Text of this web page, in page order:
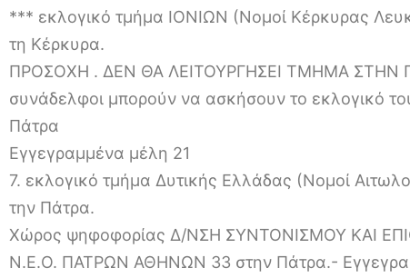
*** εκλογικό τμήμα ΙΟΝΙΩΝ (Νομοί Κέρκυρας
τη Κέρκυρα.
ΠΡΟΣΟΧΗ . ΔΕΝ ΘΑ ΛΕΙΤΟΥΡΓΗΣΕΙ ΤΜΗΜΑ ΣΤΗΝ
συνάδελφοι μπορούν να ασκήσουν το εκλογικό
Πάτρα
Εγγεγραμμένα μέλη 21
7. εκλογικό τμήμα Δυτικής Ελλάδας (Νομοί
την Πάτρα.
Χώρος ψηφοφορίας Δ/ΝΣΗ ΣΥΝΤΟΝΙΣΜΟΥ ΚΑΙ
Ν.Ε.Ο. ΠΑΤΡΩΝ ΑΘΗΝΩΝ 33 στην Πάτρα.-